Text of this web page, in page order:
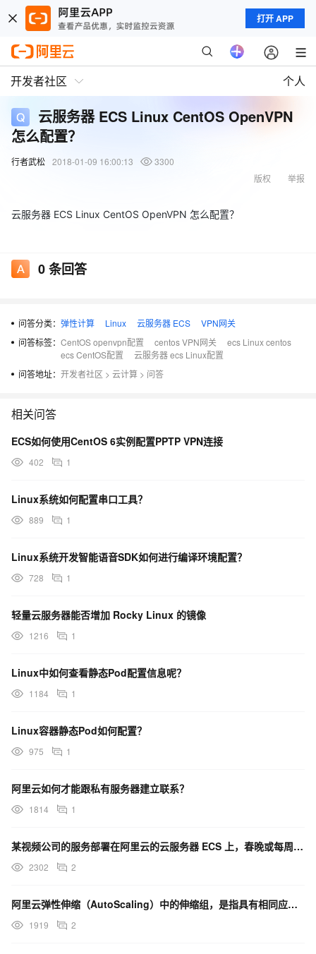
打开 APP
开发者社区 个人
云服务器 ECS Linux CentOS OpenVPN
怎么配置？
行者武松 2018-01-09 16:00:13
3300
举报
版权
云服务器 ECS Linux CentOS OpenVPN 怎么配置？
0条回答
问答分类： 弹性计算 Linux 云服务器 ECS
VPN网关
问答标签： CentOS openvpn配置 centos VPN网关
ecs Linux centos
ecs CentOS配置
云服务器 ecs Linux配置
问答地址： 开发者社区 > 云计算 > 问答
相关问答
ECS如何使用CentOS 6实例配置PPTP VPN连接
402 1
Linux系统如何配置串口工具？
889 1
Linux系统开发智能语音SDK如何进行编译环境配置？
728 1
轻量云服务器能否增加 Rocky Linux 的镜像
1216 1
Linux中如何查看静态Pod配置信息呢？
1184 1
Linux容器静态Pod如何配置？
975 1
阿里云如何才能跟私有服务器建立联系？
1814 1
某视频公司的服务部署在阿里云的云服务器 ECS 上，春晚或每周五热门节目来临时，如临大敌，又不想长期
2302 2
阿里云弹性伸缩（AutoScaling）中的伸缩组，是指具有相同应用场景的 ECS 实例集合。当用户
1919 2